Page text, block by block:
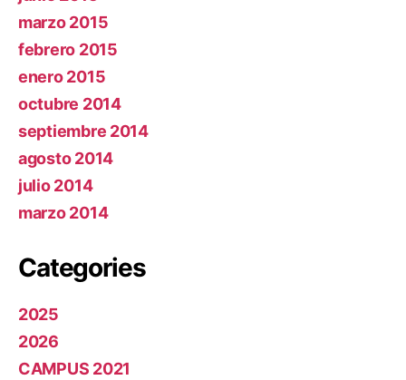
marzo 2015
febrero 2015
enero 2015
octubre 2014
septiembre 2014
agosto 2014
julio 2014
marzo 2014
Categories
2025
2026
CAMPUS 2021